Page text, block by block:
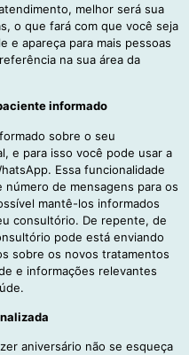
melhor será sua
o que fará com que você seja
e apareça para mais pessoas
na sua área da
informado
sobre o seu
e para isso você pode usar a
Essa funcionalidade
número de mensagens para os
mantê-los informados
consultório. De repente, de
pode está enviando
sobre os novos tratamentos
e informações relevantes
aniversário não se esqueça